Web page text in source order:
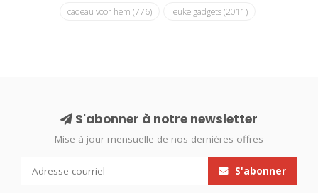
cadeau voor hem (776) leuke gadgets(2011)
S'abonner à notre newsletter
Mise à jour mensuelle de nos dernières offres
S'abonner